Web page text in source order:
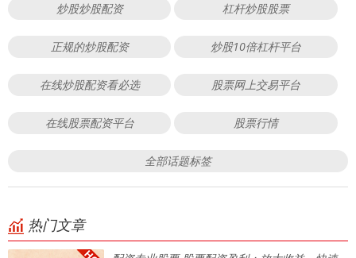
炒股炒股配资 杠杆炒股股票
正规的炒股配资 炒股10倍杠杆平台
在线炒股配资看必选 股票网上交易平台
在线股票配资平台 股票行情
全部话题标签
热门文章